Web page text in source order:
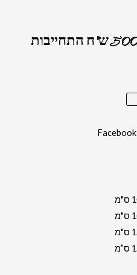
משלוח חינם בקנייה מעל 500 ש"ח התחייבות
Facebook